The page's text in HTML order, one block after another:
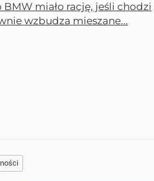
BMW miało rację, jeśli chodzi
wzbudza mieszane...